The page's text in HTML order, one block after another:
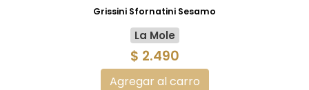
Grissini Sfornatini Sesamo
La Mole
$ 2.490
Agregar al carro